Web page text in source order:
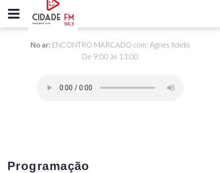
No ar: ENCONTRO MARCADO com: Agnes fidelis
De 9:00 às 13:00
Programação